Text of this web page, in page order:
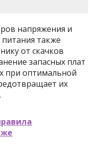
напряжения и
также
от скачков
запасных плат
при оптимальной
их